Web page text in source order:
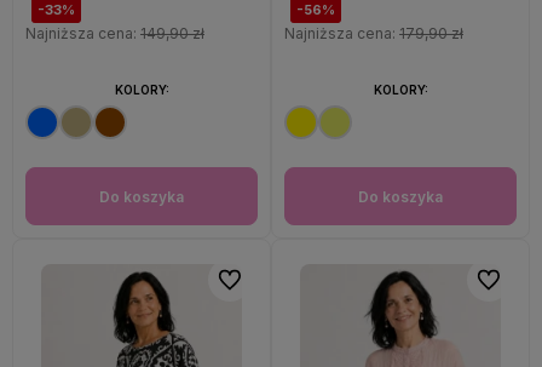
-33%
Najniższa cena: 149,90 zł
Do koszyka
KOLORY:
-56%
Najniższa cena: 179,90 zł
Do koszyka
KOLORY:
Do ulubionych Do